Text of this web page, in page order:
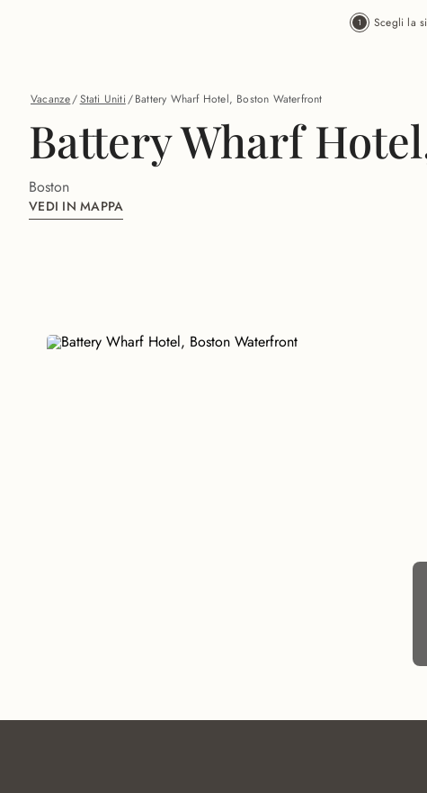
Scegli la
Vacanze/Stati Uniti/Battery Wharf Hotel, Boston Waterfront
Battery Wharf
Boston
VEDI IN MAPPA